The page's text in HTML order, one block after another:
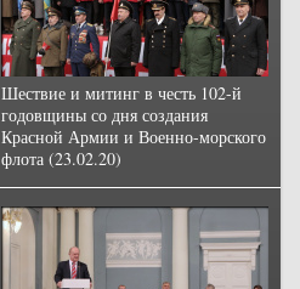
Шествие и митинг в честь 102-й
годовщины со дня создания
Красной Армии и Военно-морского
флота (23.02.20)